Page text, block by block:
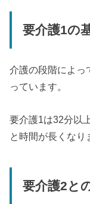
要介護1の
介護の段階によっ
っています。
要介護1は32分以
と時間が長くなり
要介護2と